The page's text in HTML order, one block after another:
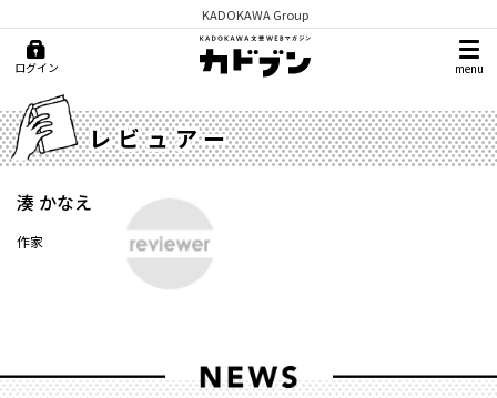
KADOKAWA Group
ログイン menu
レビュアー
湊 かなえ
作家